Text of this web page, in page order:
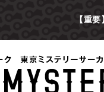
【重